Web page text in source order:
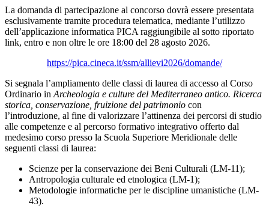
La domanda di partecipazione al concorso dovrà essere presentata
esclusivamente tramite procedura telematica, mediante l’utilizzo
dell’applicazione informatica PICA raggiungibile al sotto riportato
link, entro e non oltre le ore 18:00 del 28 agosto 2026.
https://pica.cineca.it/ssm/allievi2026/domande/
Si segnala l’ampliamento delle classi di laurea di accesso al Corso
Ordinario in Archeologia e culture del Mediterraneo antico. Ricerca
storica, conservazione, fruizione del patrimonio con
l’introduzione, al fine di valorizzare l’attinenza dei percorsi di studio
alle competenze e al percorso formativo integrativo offerto dal
medesimo corso presso la Scuola Superiore Meridionale delle
seguenti classi di laurea:
Scienze per la conservazione dei Beni Culturali (LM-11);
Antropologia culturale ed etnologica (LM-1);
Metodologie informatiche per le discipline umanistiche (LM-
43).